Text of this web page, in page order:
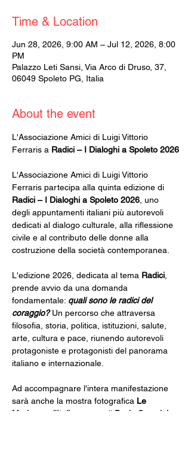
Time & Location
Jun 28, 2026, 9:00 AM – Jul 12, 2026, 8:00
PM
Palazzo Leti Sansi, Via Arco di Druso, 37,
06049 Spoleto PG, Italia
About the event
L'Associazione Amici di Luigi Vittorio
Ferraris a Radici – I Dialoghi a Spoleto 2026
L'Associazione Amici di Luigi Vittorio
Ferraris partecipa alla quinta edizione di
Radici – I Dialoghi a Spoleto 2026 , uno
degli appuntamenti italiani più autorevoli
dedicati al dialogo culturale, alla riflessione
civile e al contributo delle donne alla
costruzione della società contemporanea.
L'edizione 2026, dedicata al tema Radici
prende avvio da una domanda
fondamentale: quali sono le radici del
coraggio? Un percorso che attraversa
filosofia, storia, politica, istituzioni, salute,
arte, cultura e pace, riunendo autorevoli
protagoniste e protagonisti del panorama
italiano e internazionale.
Ad accompagnare l'intera manifestazione
sarà anche la mostra fotografica Le
Marianne d'Italia
, a cura di Paola Severini